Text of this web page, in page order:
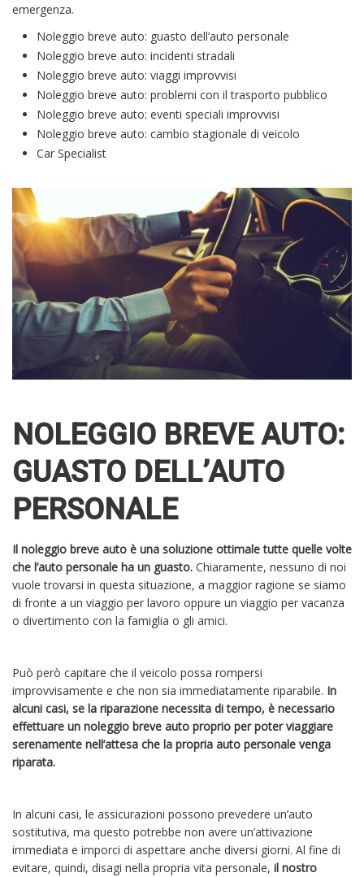
emergenza.
Noleggio breve auto: guasto dell’auto personale
Noleggio breve auto: incidenti stradali
Noleggio breve auto: viaggi improvvisi
Noleggio breve auto: problemi con il trasporto pubblico
Noleggio breve auto: eventi speciali improvvisi
Noleggio breve auto: cambio stagionale di veicolo
Car Specialist
NOLEGGIO BREVE AUTO:
GUASTO DELL’AUTO
PERSONALE
Il noleggio breve auto è una soluzione ottimale tutte quelle volte
che l’auto personale ha un guasto. Chiaramente, nessuno di noi
vuole trovarsi in questa situazione, a maggior ragione se siamo
di fronte a un viaggio per lavoro oppure un viaggio per vacanza
o divertimento con la famiglia o gli amici.
Può però capitare che il veicolo possa rompersi
improvvisamente e che non sia immediatamente riparabile. In
alcuni casi, se la riparazione necessita di tempo, è necessario
effettuare un noleggio breve auto proprio per poter viaggiare
serenamente nell’attesa che la propria auto personale venga
riparata.
In alcuni casi, le assicurazioni possono prevedere un’auto
sostitutiva, ma questo potrebbe non avere un’attivazione
immediata e imporci di aspettare anche diversi giorni. Al fine di
evitare, quindi, disagi nella propria vita personale, il nostro